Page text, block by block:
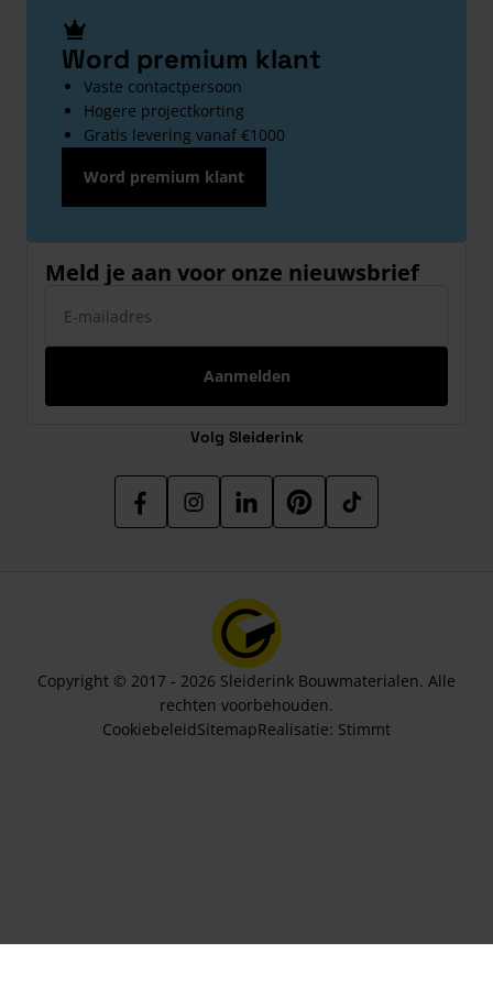
Word premium klant
Vaste contactpersoon
Hogere projectkorting
Gratis levering vanaf €1000
Word premium klant
Meld je aan voor onze nieuwsbrief
Aanmelden
Volg Sleiderink
Copyright © 2017 - 2026 Sleiderink Bouwmaterialen. Alle
rechten voorbehouden.
CookiebeleidSitemapRealisatie: Stimmt